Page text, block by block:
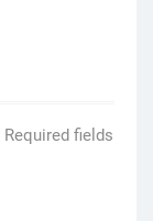
Required fields